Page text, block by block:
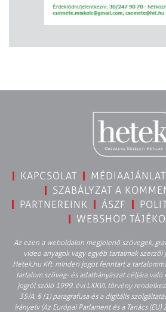
KAPCSOLAT MÉDIAAJÁNLAT
SZABÁLYZAT A
PARTNEREINK
ÁSZF
WEBSHOP
Az ezen a weboldalon megjelenő szövegek,
video anyagok vagy egyéb tartalmak szerzői
Hetek.hu Kft. minden jogot fenntart a
tartalom szöveg- és adatbányászat céljára való
jogról szóló 1999. évi LXXVI. törvény
35/A. § (1) paragrafusa és a digitális
irányelv (Az Európai Parlament és a Tanács